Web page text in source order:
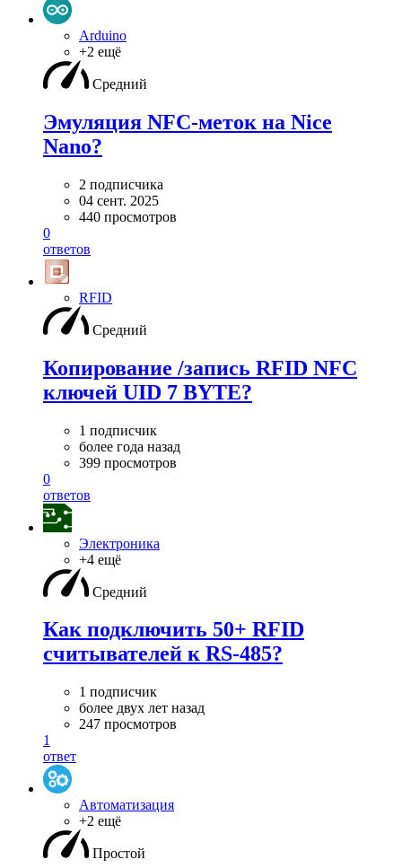
Arduino
+2 ещё
Средний
Эмуляция NFC-меток на Nice
Nano?
2 подписчика
04 сент. 2025
440 просмотров
0
ответов
RFID
Средний
Копирование /запись RFID NFC
ключей UID 7 BYTE?
1 подписчик
более года назад
399 просмотров
0
ответов
Электроника
+4 ещё
Средний
Как подключить 50+ RFID
считывателей к RS-485?
1 подписчик
более двух лет назад
247 просмотров
1
ответ
Автоматизация
+2 ещё
Простой